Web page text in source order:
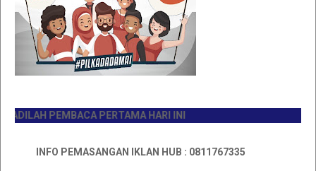
PEMBACA PERTAMA HARI INI
INFO PEMASANGAN IKLAN HUB : 0811767335